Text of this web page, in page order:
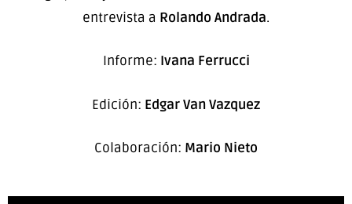
entrevista a Rolando Andrada.
Informe: Ivana Ferrucci
Edición: Edgar Van Vazquez
Colaboración: Mario Nieto